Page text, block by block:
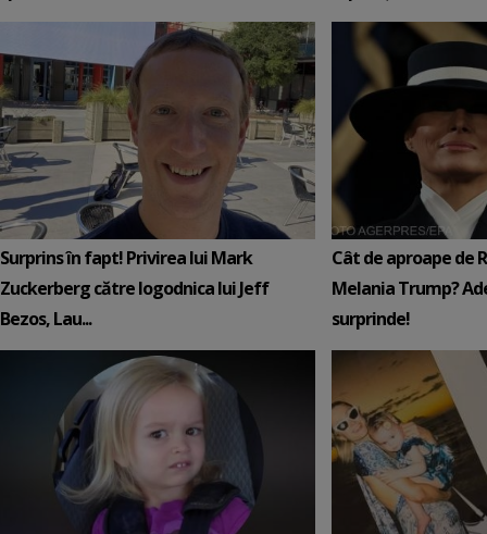
Surprins în fapt! Privirea lui Mark
Zuckerberg către logodnica lui Jeff
Bezos, Lau...
Cât de aproape de
Melania Trump?
surprinde!